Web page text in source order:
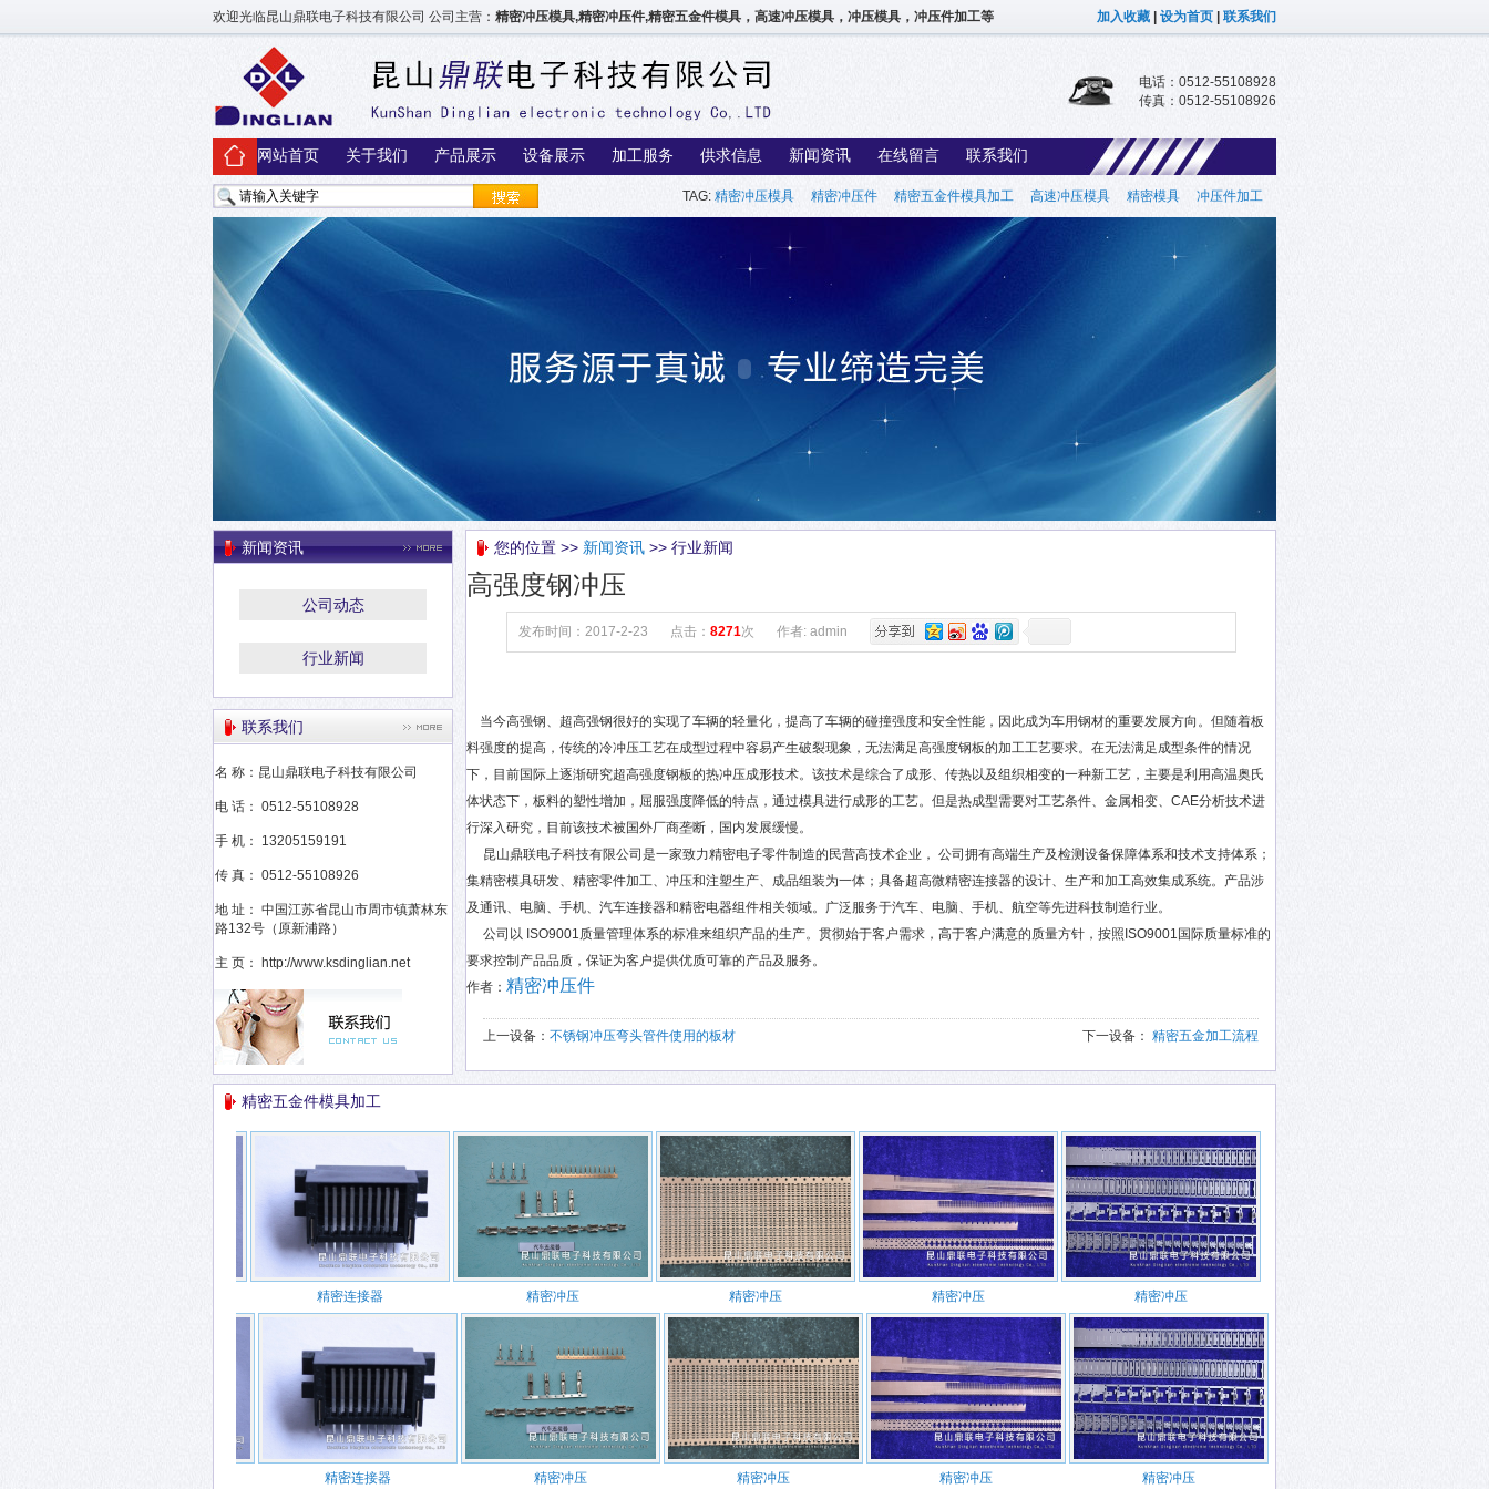
欢迎光临昆山鼎联电子科技有限公司 公司主营： 精密冲压模具,精密冲压件,精密五金件模具，高速冲压模具，冲压模具，冲压件加工等 加入收藏 设为首页 联系我们
电话：0512-55108928
传真：0512-55108926
网站首页 关于我们 产品展示 设备展示 加工服务 供求信息 新闻资讯 在线留言 联系我们
TAG: 精密冲压模具 精密冲压件 精密五金件模具加工 高速冲压模具 精密模具 冲压件加工
新闻资讯
公司动态
行业新闻
您的位置 >> 新闻资讯 >> 行业新闻
高强度钢冲压
发布时间：2017-2-23 点击： 8271次 作者: admin
当今高强钢、超高强钢很好的实现了车辆的轻量化，提高了车辆的碰撞强度和安全性能，因此成为车用钢材的重要发展方向。但随着板
料强度的提高，传统的冷冲压工艺在成型过程中容易产生破裂现象，无法满足高强度钢板的加工工艺要求。在无法满足成型条件的情况
下，目前国际上逐渐研究超高强度钢板的热冲压成形技术。该技术是综合了成形、传热以及组织相变的一种新工艺，主要是利用高温奥氏
体状态下，板料的塑性增加，屈服强度降低的特点，通过模具进行成形的工艺。但是热成型需要对工艺条件、金属相变、CAE分析技术进
行深入研究，目前该技术被国外厂商垄断，国内发展缓慢。
昆山鼎联电子科技有限公司是一家致力精密电子零件制造的民营高技术企业， 公司拥有高端生产及检测设备保障体系和技术支持体系；
集精密模具研发、精密零件加工、冲压和注塑生产、成品组装为一体；具备超高微精密连接器的设计、生产和加工高效集成系统。产品涉
及通讯、电脑、手机、汽车连接器和精密电器组件相关领域。广泛服务于汽车、电脑、手机、航空等先进科技制造行业。
公司以 ISO9001质量管理体系的标准来组织产品的生产。贯彻始于客户需求，高于客户满意的质量方针，按照ISO9001国际质量标准的
要求控制产品品质，保证为客户提供优质可靠的产品及服务。
作者： 精密冲压件
上一设备： 不锈钢冲压弯头管件使用的板材 下一设备： 精密五金加工流程
联系我们
名 称：昆山鼎联电子科技有限公司
电 话： 0512-55108928
手 机： 13205159191
传 真： 0512-55108926
地 址： 中国江苏省昆山市周市镇萧林东
路132号（原新浦路）
主 页： http://www.ksdinglian.net
精密五金件模具加工
精密连接器 精密冲压 精密冲压 精密冲压 精密冲压
精密连接器 精密冲压 精密冲压 精密冲压 精密冲压